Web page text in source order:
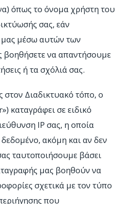
όπως το όνομα χρήστη του
σας, εάν
μας μέσω αυτών των
βοηθήσετε να απαντήσουμε
ή τα σχόλιά σας.
στον Διαδικτυακό τόπο, ο
καταγράφει σε ειδικό
IP σας, η οποία
ακόμη και αν δεν
ταυτοποιήσουμε βάσει
μας βοηθούν να
σχετικά με τον τύπο
που